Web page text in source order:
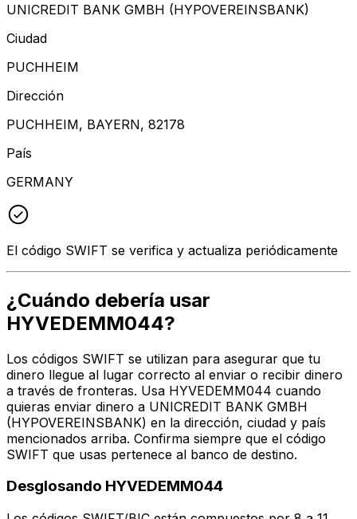
UNICREDIT BANK GMBH (HYPOVEREINSBANK)
Ciudad
PUCHHEIM
Dirección
PUCHHEIM, BAYERN, 82178
País
GERMANY
El código SWIFT se verifica y actualiza periódicamente
¿Cuándo debería usar
HYVEDEMM044?
Los códigos SWIFT se utilizan para asegurar que tu
dinero llegue al lugar correcto al enviar o recibir dinero
a través de fronteras. Usa HYVEDEMM044 cuando
quieras enviar dinero a UNICREDIT BANK GMBH
(HYPOVEREINSBANK) en la dirección, ciudad y país
mencionados arriba. Confirma siempre que el código
SWIFT que usas pertenece al banco de destino.
Desglosando HYVEDEMM044